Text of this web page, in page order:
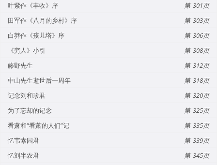
叶紫作《丰收》序
301
田军作《八月的乡村》序
303
白莽作《孩儿塔》序
306
《穷人》小引
308
藤野先生
312
中山先生逝世后一周年
318
记念刘和珍君
320
为了忘却的记念
325
看萧和“看萧的人们”记
335
忆韦素园君
339
忆刘半农君
345